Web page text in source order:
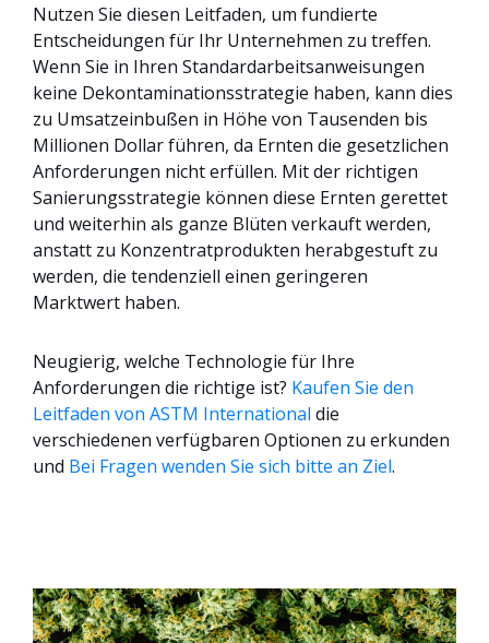
Nutzen Sie diesen Leitfaden, um fundierte
Entscheidungen für Ihr Unternehmen zu treffen.
Wenn Sie in Ihren Standardarbeitsanweisungen
keine Dekontaminationsstrategie haben, kann dies
zu Umsatzeinbußen in Höhe von Tausenden bis
Millionen Dollar führen, da Ernten die gesetzlichen
Anforderungen nicht erfüllen. Mit der richtigen
Sanierungsstrategie können diese Ernten gerettet
und weiterhin als ganze Blüten verkauft werden,
anstatt zu Konzentratprodukten herabgestuft zu
werden, die tendenziell einen geringeren
Marktwert haben.
Neugierig, welche Technologie für Ihre
Anforderungen die richtige ist? Kaufen Sie den
Leitfaden von ASTM International die
verschiedenen verfügbaren Optionen zu erkunden
und Bei Fragen wenden Sie sich bitte an Ziel.